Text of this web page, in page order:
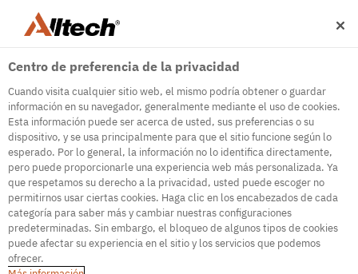
500
Error interno del servidor
Error interno del servidor
Centro de preferencia de la privacidad
Cuando visita cualquier sitio web, el mismo podría obtener o guardar
información en su navegador, generalmente mediante el uso de cookies.
Esta información puede ser acerca de usted, sus preferencias o su
dispositivo, y se usa principalmente para que el sitio funcione según lo
esperado. Por lo general, la información no lo identifica directamente,
pero puede proporcionarle una experiencia web más personalizada. Ya
que respetamos su derecho a la privacidad, usted puede escoger no
permitirnos usar ciertas cookies. Haga clic en los encabezados de cada
categoría para saber más y cambiar nuestras configuraciones
predeterminadas. Sin embargo, el bloqueo de algunos tipos de cookies
puede afectar su experiencia en el sitio y los servicios que podemos
ofrecer.